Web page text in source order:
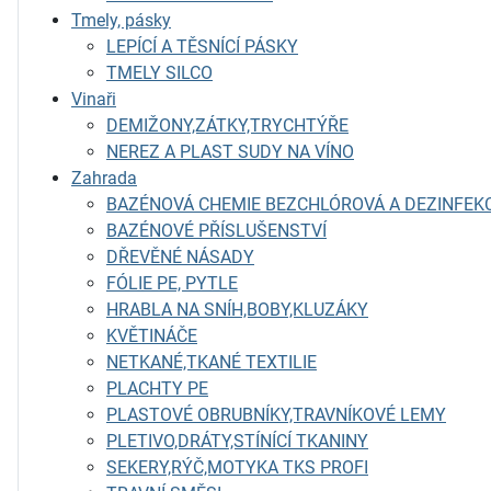
Tmely, pásky
LEPÍCÍ A TĚSNÍCÍ PÁSKY
TMELY SILCO
Vinaři
DEMIŽONY,ZÁTKY,TRYCHTÝŘE
NEREZ A PLAST SUDY NA VÍNO
Zahrada
BAZÉNOVÁ CHEMIE BEZCHLÓROVÁ A
BAZÉNOVÉ PŘÍSLUŠENSTVÍ
DŘEVĚNÉ NÁSADY
FÓLIE PE, PYTLE
HRABLA NA SNÍH,BOBY,KLUZÁKY
KVĚTINÁČE
NETKANÉ,TKANÉ TEXTILIE
PLACHTY PE
PLASTOVÉ OBRUBNÍKY,TRAVNÍKOVÉ LEMY
PLETIVO,DRÁTY,STÍNÍCÍ TKANINY
SEKERY,RÝČ,MOTYKA TKS PROFI